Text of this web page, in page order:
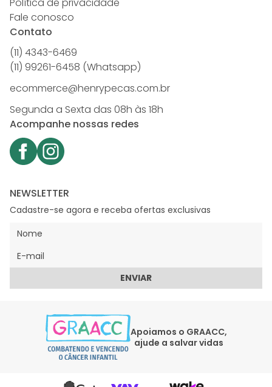
Fale conosco
Contato
(11) 4343-6469
(11) 99261-6458 (Whatsapp)
ecommerce@henrypecas.com.br
Segunda a Sexta das 08h às 18h
Acompanhe nossas redes
NEWSLETTER
Cadastre-se agora e receba ofertas exclusivas
ENVIAR
Apoiamos o GRAACC,
ajude a salvar vidas